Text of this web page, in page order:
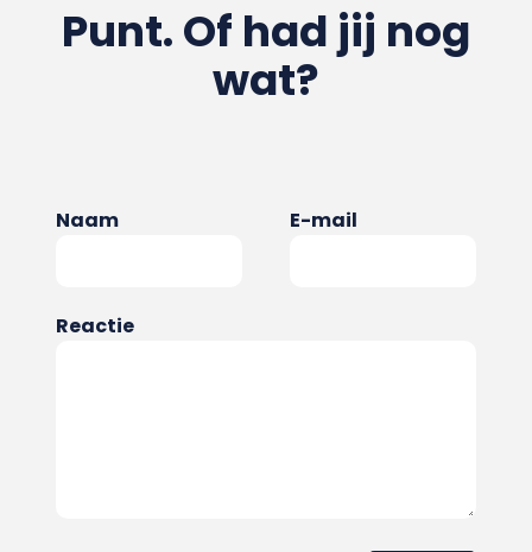
Punt. Of had jij nog
wat?
Naam E-mail
Reactie